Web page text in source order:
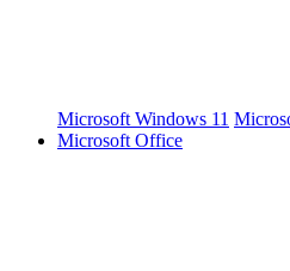
Microsoft Windows 11
Microsoft Office